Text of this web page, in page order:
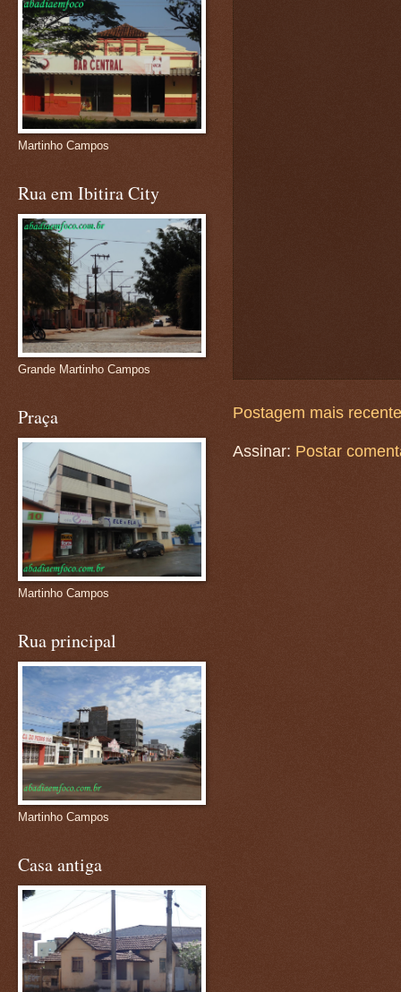
Postagem mais recente
Assinar: Postar
Martinho Campos
Rua em Ibitira City
Grande Martinho Campos
Praça
Martinho Campos
Rua principal
Martinho Campos
Casa antiga